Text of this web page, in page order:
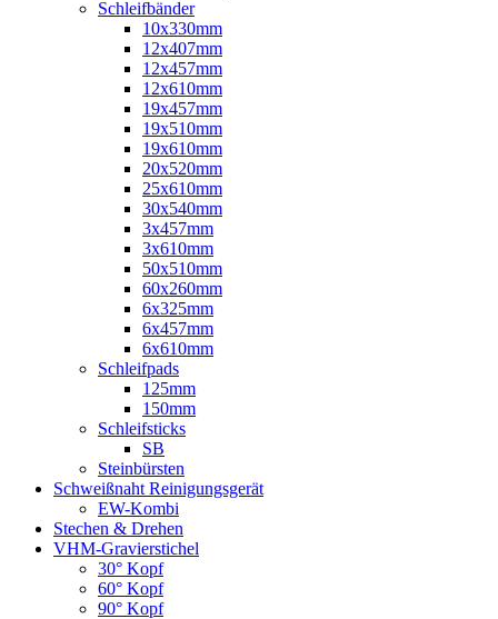
Schleifbänder
10x330mm
12x407mm
12x457mm
12x610mm
19x457mm
19x510mm
19x610mm
20x520mm
25x610mm
30x540mm
3x457mm
3x610mm
50x510mm
60x260mm
6x325mm
6x457mm
6x610mm
Schleifpads
125mm
150mm
Schleifsticks
SB
Steinbürsten
Schweißnaht Reinigungsgerät
EW-Kombi
Stechen & Drehen
VHM-Gravierstichel
30° Kopf
60° Kopf
90° Kopf